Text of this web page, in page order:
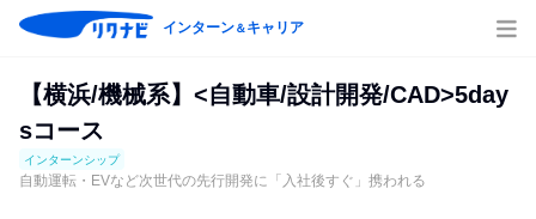
インターン＆キャリア
【横浜/機械系】<自動車/設計開発/CAD>5day
sコース
インターンシップ
自動運転・EVなど次世代の先行開発に「入社後すぐ」携われる